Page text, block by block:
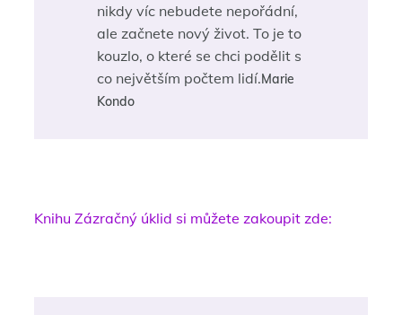
nikdy víc nebudete nepořádní,
ale začnete nový život. To je to
kouzlo, o které se chci podělit s
co největším počtem lidí.Marie
Kondo
Knihu Zázračný úklid si můžete zakoupit zde: